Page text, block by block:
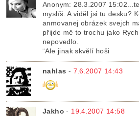
Anonym: 28.3.2007
myslíš. A viděl jsi tu desku?
anmovanej obrázek svejch
přijde mě to trochu jako
nepovedlo.
¨Ale jinak skvělí hoši
nahlas - 7.6.2007 14:43
Jakho - 19.4.2007 14:58